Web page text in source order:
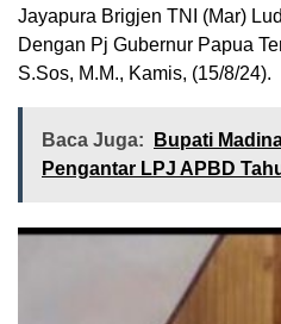
Jayapura Brigjen TNI (Mar)
Dengan Pj Gubernur Papua
S.Sos, M.M., Kamis, (15/8/24).
Baca Juga:
Bupati
Pengantar LPJ APBD